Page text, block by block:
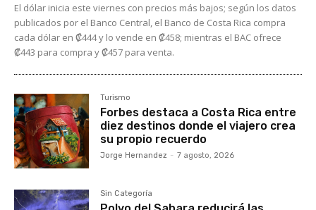
El dólar inicia este viernes con precios más bajos; según los datos
publicados por el Banco Central, el Banco de Costa Rica compra
cada dólar en ₡444 y lo vende en ₡458; mientras el BAC ofrece
₡443 para compra y ₡457 para venta.
Turismo
Forbes destaca a Costa Rica entre
diez destinos donde el viajero crea
su propio recuerdo
Jorge Hernandez - 7 agosto, 2026
Sin Categoría